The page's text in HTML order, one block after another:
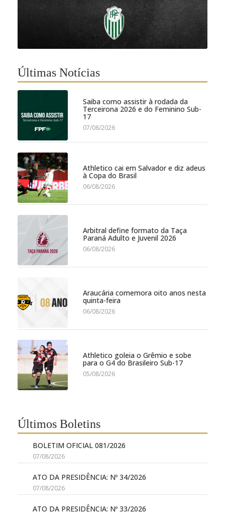
Últimas Notícias
Saiba como assistir à rodada da
Terceirona 2026 e do Feminino Sub-
17
07/08/2026
Athletico cai em Salvador e diz adeus
à Copa do Brasil
06/08/2026
Arbitral define formato da Taça
Paraná Adulto e Juvenil 2026
06/08/2026
Araucária comemora oito anos nesta
quinta-feira
06/08/2026
Athletico goleia o Grêmio e sobe
para o G4 do Brasileiro Sub-17
05/08/2026
Últimos Boletins
BOLETIM OFICIAL 081/2026
07/08/2026
ATO DA PRESIDÊNCIA: Nº 34/2026
07/08/2026
ATO DA PRESIDÊNCIA: Nº 33/2026